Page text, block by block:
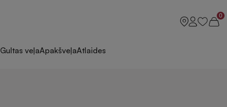
0
Gultas veļaApakšveļaAtlaides